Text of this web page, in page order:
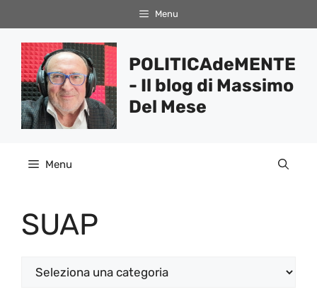
al
contenuto
Menu
POLITICAdeMENTE
- Il blog di Massimo
Del Mese
Menu
SUAP
Categorie